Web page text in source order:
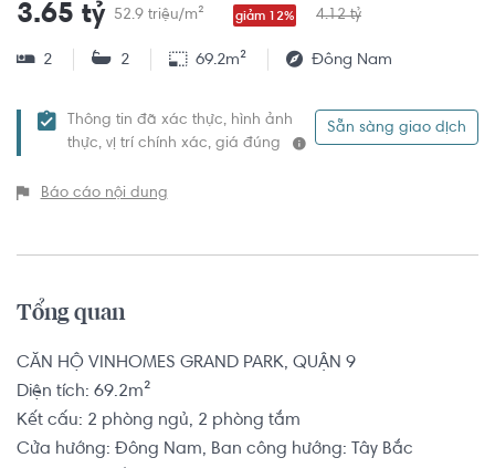
3.65 tỷ 52.9 triệu/m² giảm 12% 4.12 tỷ
2 2 69.2m² Đông Nam
Thông tin đã xác thực, hình ảnh
thực, vị trí chính xác, giá đúng
Sẵn sàng giao dịch
Báo cáo nội dung
Tổng quan
CĂN HỘ VINHOMES GRAND PARK, QUẬN 9
Diện tích: 69.2m²
Kết cấu: 2 phòng ngủ, 2 phòng tắm
Cửa hướng: Đông Nam, Ban công hướng: Tây Bắc